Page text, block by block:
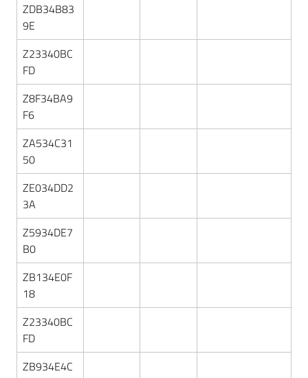
ZDB34B83
9E
Z23340BC
FD
Z8F34BA9
F6
ZA534C31
50
ZE034DD2
3A
Z5934DE7
B0
ZB134E0F
18
Z23340BC
FD
ZB934E4C